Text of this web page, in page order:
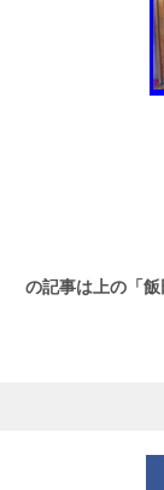
の記事は上の「